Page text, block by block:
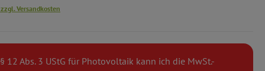
Versandkosten
12 Abs. 3 UStG für Photovoltaik kann ich die MwSt.-